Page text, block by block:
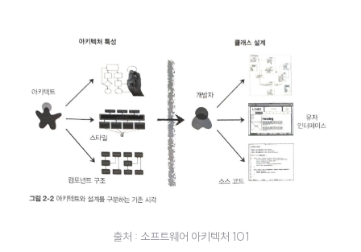
출처 : 소프트웨어 아키텍처 101